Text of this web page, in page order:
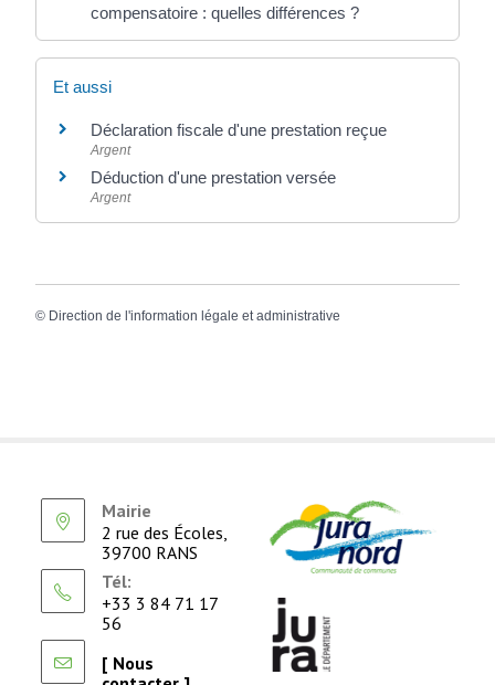
compensatoire : quelles différences ?
Et aussi
Déclaration fiscale d'une prestation reçue
Argent
Déduction d'une prestation versée
Argent
© Direction de l'information légale et administrative
Mairie
2 rue des Écoles,
39700 RANS
Tél:
+33 3 84 71 17
56
[ Nous